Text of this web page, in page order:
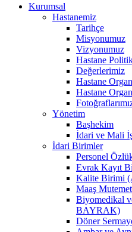
Kurumsal
Hastanemiz
Tarihçe
Misyonumuz
Vizyonumuz
Hastane
Değerlerimiz
Hastane
Hastane
Yönetim
Başhekim
İdari ve Mali
İdari Birimler
Personel
Evrak Kayıt
Kalite Birimi
Maaş
Biyomedikal
BAYRAK)
Döner